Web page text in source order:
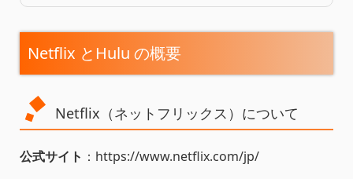
Netflix とHulu の概要
Netflix（ネットフリックス）について
公式サイト ：https://www.netflix.com/jp/